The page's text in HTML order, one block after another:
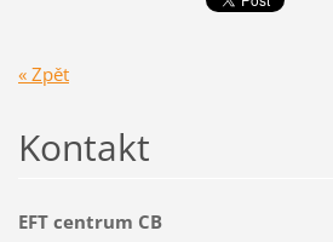
« Zpět
Kontakt
EFT centrum CB